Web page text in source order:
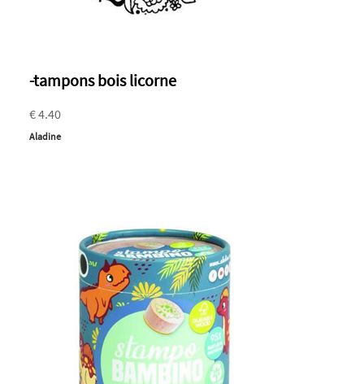
-tampons bois licorne
€ 4.40
Aladine